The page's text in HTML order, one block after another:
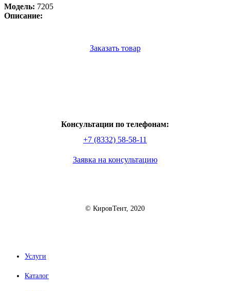
Модель: 7205
Описание:
Заказать товар
Консультации по телефонам:
+7 (8332) 58-58-11
Заявка на консультацию
© КировТент, 2020
Услуги
Каталог